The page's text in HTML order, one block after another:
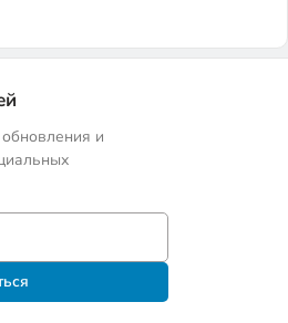
и